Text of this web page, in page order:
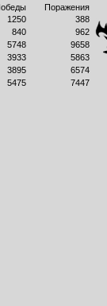
Поражения
1250
388
840
962
5748
9658
3933
5863
3895
6574
5475 7447